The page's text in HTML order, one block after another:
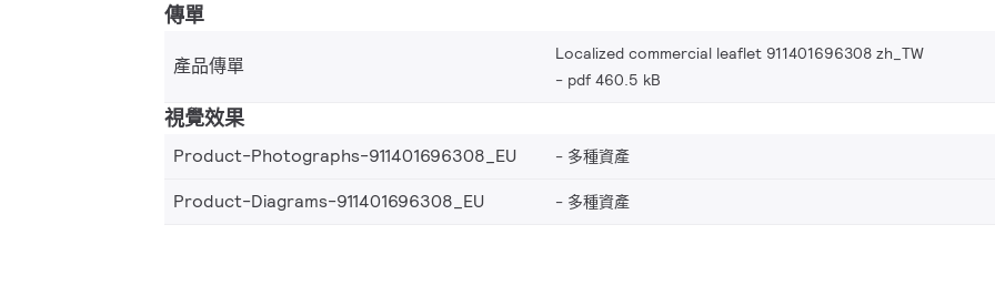
傳單
產品傳單
Localized commercial leaflet 911401696308 zh_TW
pdf 460.5 kB
視覺效果
Product-Photographs-911401696308_EU 多種資產
Product-Diagrams-911401696308_EU
多種資產